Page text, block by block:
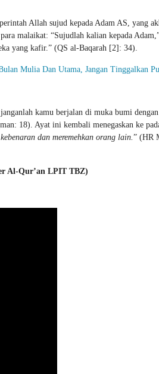
Allah sujud kepada Adam AS, yang
malaikat: “Sujudlah kalian kepada
yang kafir.” (QS al-Baqarah [2]: 34).
Mulia Dan Utama, Jangan Tinggalkan
kamu berjalan di muka bumi
18). Ayat ini kembali menegaskan ke
dan meremehkan orang lain. ” (HR
Al-Qur’an LPIT TBZ)